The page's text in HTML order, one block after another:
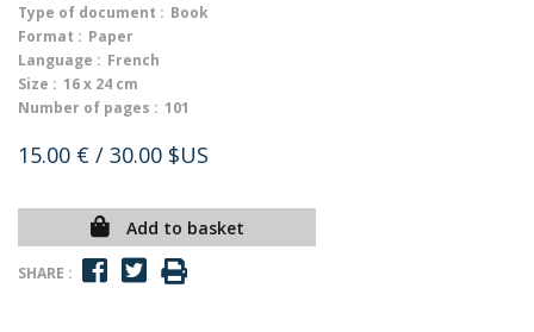
Type of document : Book
Format : Paper
Language : French
Size : 16 x 24 cm
Number of pages : 101
15.00 € / 30.00 $US
Add to basket
SHARE :